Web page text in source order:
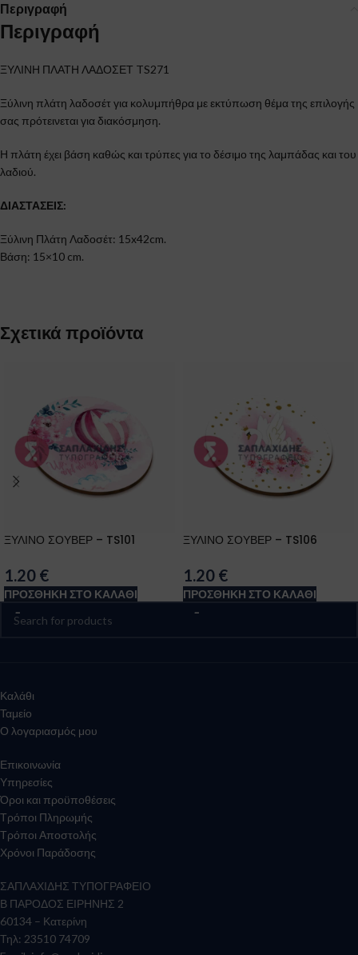
Περιγραφή
Περιγραφή
ΞΥΛΙΝΗ ΠΛΑΤΗ ΛΑΔΟΣΕΤ TS271
Ξύλινη πλάτη λαδοσέτ για κολυμπήθρα με εκτύπωση θέμα της επιλογής
σας πρότεινεται για διακόσμηση.
Η πλάτη έχει βάση καθώς και τρύπες για το δέσιμο της λαμπάδας και του
λαδιού.
ΔΙΑΣΤΑΣΕΙΣ:
Ξύλινη Πλάτη Λαδοσέτ: 15x42cm.
Βάση: 15×10 cm.
Σχετικά προϊόντα
ΞΥΛΙΝΟ ΣΟΥΒΕΡ – TS101
1.20 €
ΠΡΟΣΘΉΚΗ ΣΤΟ ΚΑΛΆΘΙ
ΞΥΛΙΝΟ ΣΟΥΒΕΡ – TS106
1.20 €
ΠΡΟΣΘΉΚΗ ΣΤΟ ΚΑΛΆΘΙ
Καλάθι
Ταμείο
Ο λογαριασμός μου
Επικοινωνία
Υπηρεσίες
Όροι και προϋποθέσεις
Τρόποι Πληρωμής
Τρόποι Αποστολής
Χρόνοι Παράδοσης
ΣΑΠΛΑΧΙΔΗΣ ΤΥΠΟΓΡΑΦΕΙΟ
Β ΠΑΡΟΔΟΣ ΕΙΡΗΝΗΣ 2
60134 – Κατερίνη
Τηλ: 23510 74709